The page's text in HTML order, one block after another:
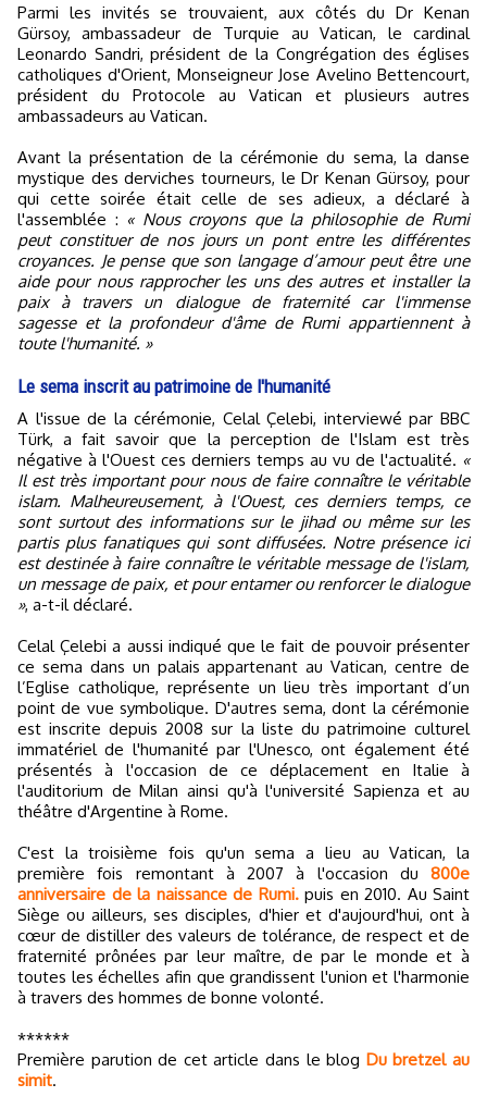
Parmi les invités se trouvaient, aux côtés du Dr Kenan
Gürsoy, ambassadeur de Turquie au Vatican, le cardinal
Leonardo Sandri, président de la Congrégation des églises
catholiques d'Orient, Monseigneur Jose Avelino Bettencourt,
président du Protocole au Vatican et plusieurs autres
ambassadeurs au Vatican.
Avant la présentation de la cérémonie du sema, la danse
mystique des derviches tourneurs, le Dr Kenan Gürsoy, pour
qui cette soirée était celle de ses adieux, a déclaré à
l'assemblée : « Nous croyons que la philosophie de Rumi
peut constituer de nos jours un pont entre les différentes
croyances. Je pense que son langage d’amour peut être une
aide pour nous rapprocher les uns des autres et installer la
paix à travers un dialogue de fraternité car l'immense
sagesse et la profondeur d'âme de Rumi appartiennent à
toute l'humanité. »
Le sema inscrit au patrimoine de l'humanité
A l'issue de la cérémonie, Celal Çelebi, interviewé par BBC
Türk, a fait savoir que la perception de l'Islam est très
négative à l'Ouest ces derniers temps au vu de l'actualité. «
Il est très important pour nous de faire connaître le véritable
islam. Malheureusement, à l'Ouest, ces derniers temps, ce
sont surtout des informations sur le jihad ou même sur les
partis plus fanatiques qui sont diffusées. Notre présence ici
est destinée à faire connaître le véritable message de l'islam,
un message de paix, et pour entamer ou renforcer le dialogue
», a-t-il déclaré.
Celal Çelebi a aussi indiqué que le fait de pouvoir présenter
ce sema dans un palais appartenant au Vatican, centre de
l’Eglise catholique, représente un lieu très important d’un
point de vue symbolique. D'autres sema, dont la cérémonie
est inscrite depuis 2008 sur la liste du patrimoine culturel
immatériel de l'humanité par l'Unesco, ont également été
présentés à l'occasion de ce déplacement en Italie à
l'auditorium de Milan ainsi qu'à l'université Sapienza et au
théâtre d'Argentine à Rome.
C'est la troisième fois qu'un sema a lieu au Vatican, la
première fois remontant à 2007 à l'occasion du 800e
anniversaire de la naissance de Rumi.puis en 2010. Au Saint
Siège ou ailleurs, ses disciples, d'hier et d'aujourd'hui, ont à
cœur de distiller des valeurs de tolérance, de respect et de
fraternité prônées par leur maître, de par le monde et à
toutes les échelles afin que grandissent l'union et l'harmonie
à travers des hommes de bonne volonté.
******
Première parution de cet article dans le blog Du bretzel au
simit.